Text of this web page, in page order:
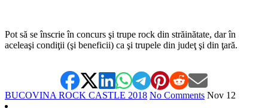
Pot să se înscrie în concurs şi trupe rock din străinătate, dar în
aceleaşi condiţii (şi beneficii) ca şi trupele din judeţ şi din ţară.
BUCOVINA ROCK CASTLE 2018 No Comments Nov 12